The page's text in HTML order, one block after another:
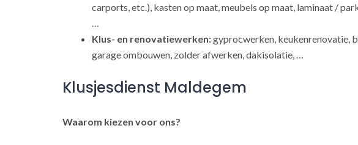
carports, etc.), kasten op maat, meubels op maat, laminaat /
Klus- en renovatiewerken:gyprocwerken, keukenrenovatie,
garage ombouwen, zolder afwerken, dakisolatie, …
Klusjesdienst Maldegem
Waarom kiezen voor ons?